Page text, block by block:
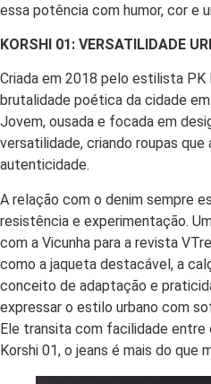
essa potência com humor, cor e
KORSHI 01: VERSATILIDADE
Criada em 2018 pelo estilista PK
brutalidade poética da cidade
Jovem, ousada e focada em
versatilidade, criando roupas
autenticidade.
A relação com o denim sempre
resistência e experimentação.
com a Vicunha para a revista
como a jaqueta destacável, a
conceito de adaptação e
expressar o estilo urbano com
Ele transita com facilidade entre
Korshi 01, o jeans é mais do que